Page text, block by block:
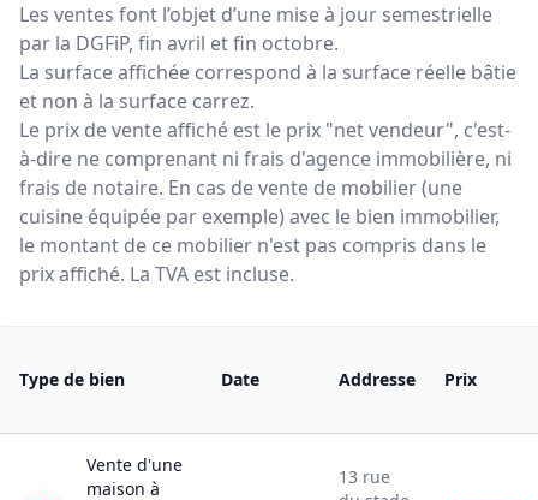
Les ventes font l’objet d’une mise à jour semestrielle
par la DGFiP, fin avril et fin octobre.
La surface affichée correspond à la surface réelle bâtie
et non à la surface carrez.
Le prix de vente affiché est le prix "net vendeur", c'est-
à-dire ne comprenant ni frais d'agence immobilière, ni
frais de notaire. En cas de vente de mobilier (une
cuisine équipée par exemple) avec le bien immobilier,
le montant de ce mobilier n'est pas compris dans le
prix affiché. La TVA est incluse.
Type de bien Date Addresse Prix
Vente d'une
maison à
13 rue